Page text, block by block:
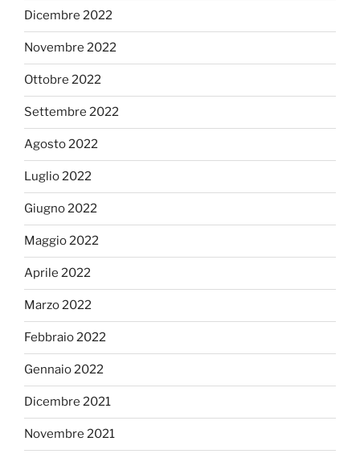
Dicembre 2022
Novembre 2022
Ottobre 2022
Settembre 2022
Agosto 2022
Luglio 2022
Giugno 2022
Maggio 2022
Aprile 2022
Marzo 2022
Febbraio 2022
Gennaio 2022
Dicembre 2021
Novembre 2021